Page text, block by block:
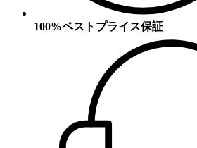
100%ベストプライス保証